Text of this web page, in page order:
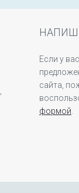
Если у
сайта,
формой